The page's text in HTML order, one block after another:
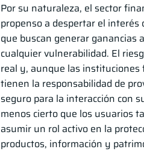
Por su naturaleza, el sector
propenso a despertar el interés
que buscan generar ganancias
cualquier vulnerabilidad. El
real y, aunque las instituciones
tienen la responsabilidad de
seguro para la interacción con
menos cierto que los usuarios
asumir un rol activo en la
productos, información y